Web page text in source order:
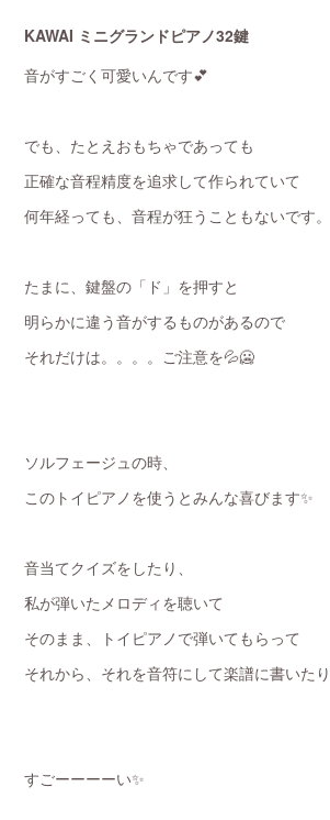
KAWAI ミニグランドピアノ32鍵
音がすごく可愛いんです💕
でも、たとえおもちゃであっても
正確な音程精度を追求して作られていて
何年経っても、音程が狂うこともないです。
たまに、鍵盤の「ド」を押すと
明らかに違う音がするものがあるので
それだけは。。。。ご注意を💦🥶
ソルフェージュの時、
このトイピアノを使うとみんな喜びます✨
音当てクイズをしたり、
私が弾いたメロディを聴いて
そのまま、トイピアノで弾いてもらって
それから、それを音符にして楽譜に書いた
すごーーーーい✨